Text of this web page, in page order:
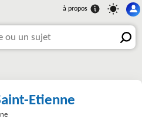
Etienne